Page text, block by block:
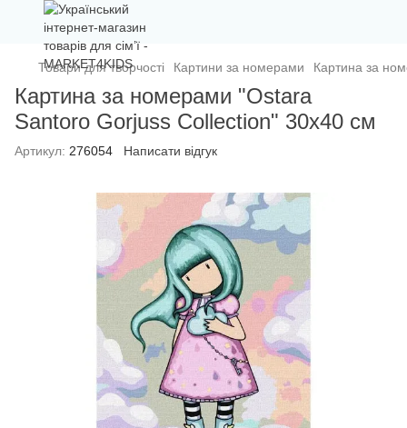
Товари для творчості Картини за номерами Картина за
Картина за номерами "Ostara
Santoro Gorjuss Collection" 30х40 см
Артикул: 276054 Написати відгук